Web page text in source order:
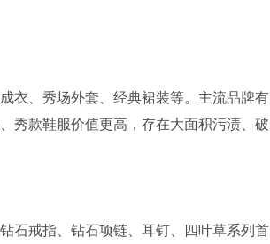
衣、秀场外套、经典裙装等。主流品牌有
秀款鞋服价值更高，存在大面积污渍、破
石戒指、钻石项链、耳钉、四叶草系列首